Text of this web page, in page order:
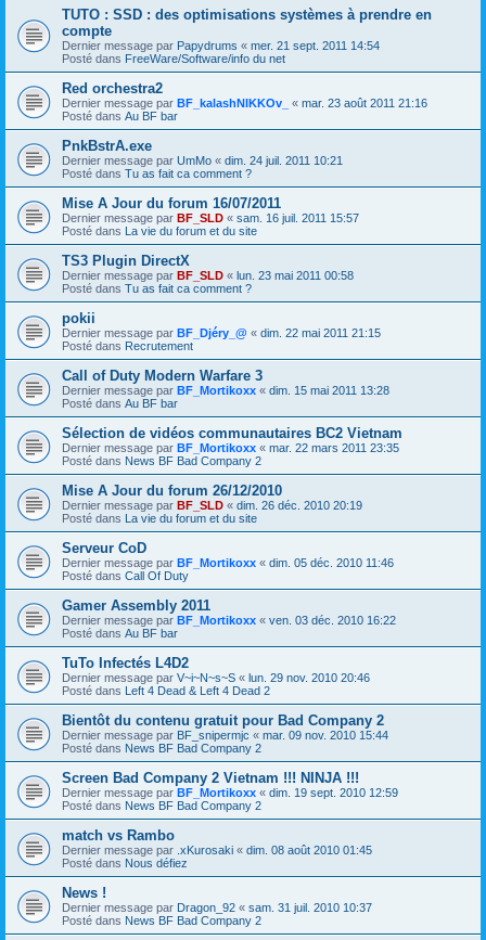
TUTO : SSD : des optimisations systèmes à prendre en
compte
Dernier message par Papydrums « mer. 21 sept. 2011 14:54
Posté dans FreeWare/Software/info du net
Red orchestra2
Dernier message par BF_kalashNIKKOv_ « mar. 23 août 2011 21:16
Posté dans Au BF bar
PnkBstrA.exe
Dernier message par UmMo « dim. 24 juil. 2011 10:21
Posté dans Tu as fait ca comment ?
Mise A Jour du forum 16/07/2011
Dernier message par BF_SLD « sam. 16 juil. 2011 15:57
Posté dans La vie du forum et du site
TS3 Plugin DirectX
Dernier message par BF_SLD « lun. 23 mai 2011 00:58
Posté dans Tu as fait ca comment ?
pokii
Dernier message par BF_Djéry_@ « dim. 22 mai 2011 21:15
Posté dans Recrutement
Call of Duty Modern Warfare 3
Dernier message par BF_Mortikoxx « dim. 15 mai 2011 13:28
Posté dans Au BF bar
Sélection de vidéos communautaires BC2 Vietnam
Dernier message par BF_Mortikoxx « mar. 22 mars 2011 23:35
Posté dans News BF Bad Company 2
Mise A Jour du forum 26/12/2010
Dernier message par BF_SLD « dim. 26 déc. 2010 20:19
Posté dans La vie du forum et du site
Serveur CoD
Dernier message par BF_Mortikoxx « dim. 05 déc. 2010 11:46
Posté dans Call Of Duty
Gamer Assembly 2011
Dernier message par BF_Mortikoxx « ven. 03 déc. 2010 16:22
Posté dans Au BF bar
TuTo Infectés L4D2
Dernier message par V~i~N~s~S « lun. 29 nov. 2010 20:46
Posté dans Left 4 Dead & Left 4 Dead 2
Bientôt du contenu gratuit pour Bad Company 2
Dernier message par BF_snipermjc « mar. 09 nov. 2010 15:44
Posté dans News BF Bad Company 2
Screen Bad Company 2 Vietnam !!! NINJA !!!
Dernier message par BF_Mortikoxx « dim. 19 sept. 2010 12:59
Posté dans News BF Bad Company 2
match vs Rambo
Dernier message par .xKurosaki « dim. 08 août 2010 01:45
Posté dans Nous défiez
News !
Dernier message par Dragon_92 « sam. 31 juil. 2010 10:37
Posté dans News BF Bad Company 2